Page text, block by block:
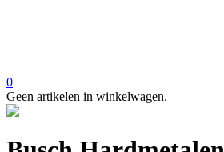
0
Geen artikelen in winkelwagen.